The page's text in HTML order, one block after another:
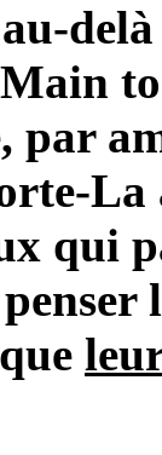
par
La
qui